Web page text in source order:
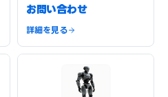
お問い合わせ
詳細を見る